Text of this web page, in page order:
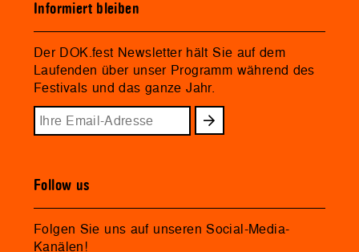
Informiert bleiben
Der DOK.fest Newsletter hält Sie auf dem
Laufenden über unser Programm während des
Festivals und das ganze Jahr.
Follow us
Folgen Sie uns auf unseren Social-Media-
Kanälen!